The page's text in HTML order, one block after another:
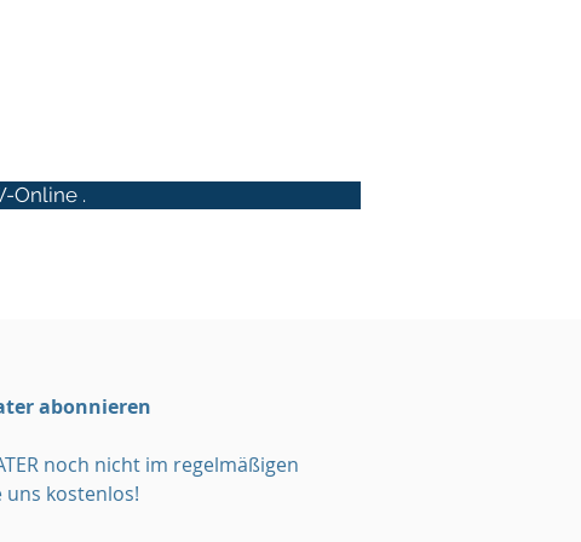
Online .
abonnieren
noch nicht im regelmäßigen
uns kostenlos!